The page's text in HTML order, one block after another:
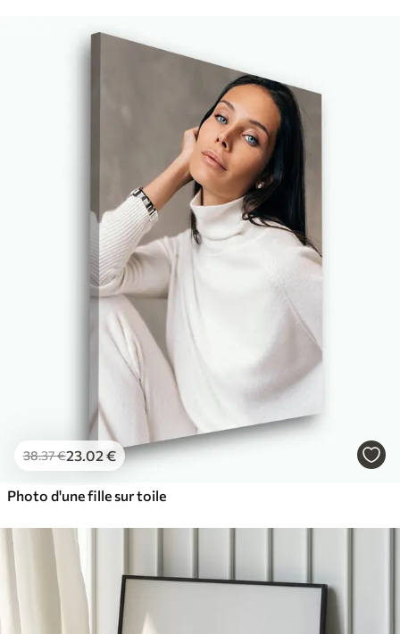
38.37€23.02 €
Photo d'une fille sur toile